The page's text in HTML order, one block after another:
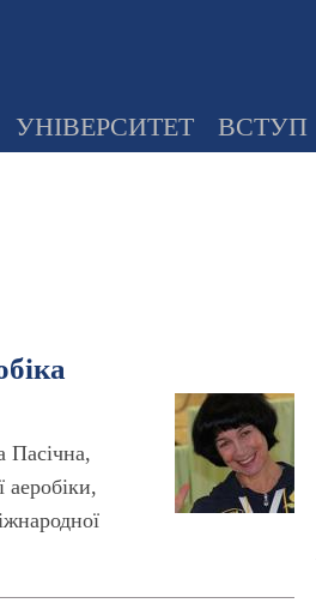
УНІВЕРСИТЕТ ВСТУП
Пасічна,